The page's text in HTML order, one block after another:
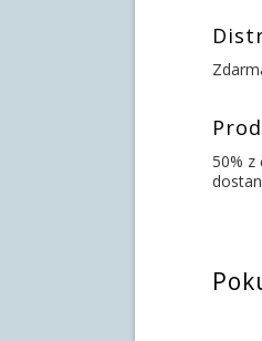
50% z